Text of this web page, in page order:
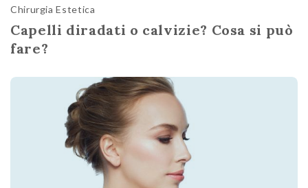
Chirurgia Estetica
Capelli diradati o calvizie? Cosa si può
fare?